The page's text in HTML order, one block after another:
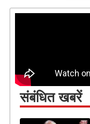
संबंधित खबरें